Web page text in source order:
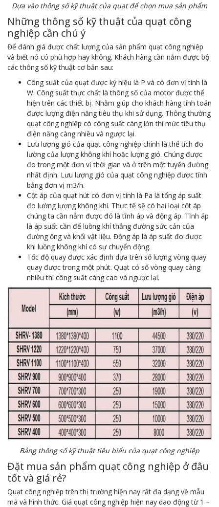
Dựa vào thông số kỹ thuật của quạt để chọn mua sản phẩm
Những thông số kỹ thuật của quạt công
nghiệp cần chú ý
Để đánh giá được chất lượng của sản phẩm quạt công nghiệp
và biết nó có phù hợp hay không. Khách hàng cần nắm được bộ
các thông số kỹ thuật cơ bản sau:
Công suất của quạt được ký hiệu là P và có đơn vị tính là
W. Công suất thực chất là thông số của motor được thể
hiện trên các thiết bị. Nhằm giúp cho khách hàng tính toán
được lượng điện năng tiêu thụ khi sử dụng. Thông thường
quạt công nghiệp có công suất càng lớn thì mức tiêu thụ
điện năng càng nhiều và ngược lại.
Lưu lượng gió của quạt công nghiệp chính là thể tích đo
lường của lượng không khí hoặc lượng gió. Chúng được
đo trong một đơn vị thời gian và ở trên một tuyến đường
nhất định. Lưu lượng gió của quạt công nghiệp được tính
bằng đơn vị m3/h.
Cột áp của quạt hút có đơn vị tính là Pa là tổng áp suất
đo lường lượng không khí. Thực tế sẽ có hai loại cột áp
chúng ta cần nắm được đó là tĩnh áp và động áp. Tĩnh áp
là áp suất cần để luồng khí thắng đường sức cản của
đường ống và khối vật liệu. Động áp là áp suất đo được
khi luồng không khí có sự chuyển động.
Tốc độ quay được xác định dựa trên số lượng vòng quay
quay được trong một phút. Quạt có số vòng quay càng
nhiều thì công suất càng cao và ngược lại.
Bảng thông số kỹ thuật tiêu biểu của quạt công nghiệp
Đặt mua sản phẩm quạt công nghiệp ở đâu
tốt và giá rẻ?
Quạt công nghiệp trên thị trường hiện nay rất đa dạng về mẫu
mã và hình thức. Giá quạt công nghiệp hiện nay dao động từ 1 –